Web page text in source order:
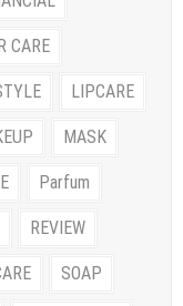
CARE
LIPCARE
MASK
Parfum
REVIEW
SOAP